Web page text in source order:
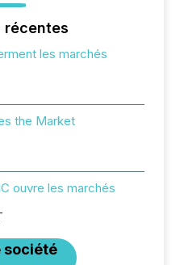
récentes
les marchés
the Market
ouvre les marchés
société